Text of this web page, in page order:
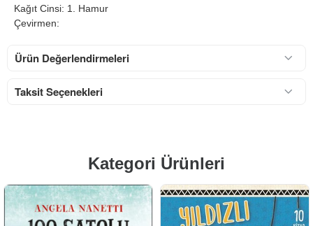
Kağıt Cinsi: 1. Hamur
Çevirmen:
Ürün Değerlendirmeleri
Taksit Seçenekleri
Kategori Ürünleri